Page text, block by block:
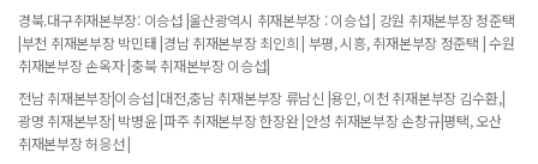
경북.대구취재본부장: 이승섭 |울산광역시 취재본부장 : 이승섭 | 강원 취재본부장 정준택
|부천 취재본부장 박민태 |경남 취재본부장 최인희 | 부평, 시흥, 취재본부장 정준택 | 수원
취재본부장 손옥자 |충북 취재본부장 이승섭|
전남 취재본부장|이승섭 |대전,충남 취재본부장 류남신 |용인, 이천 취재본부장 김수환,|
광명 취재본부장| 박병윤 |파주 취재본부장 한장완 |안성 취재본부장 손창규|평택, 오산
취재본부장 허응선 |